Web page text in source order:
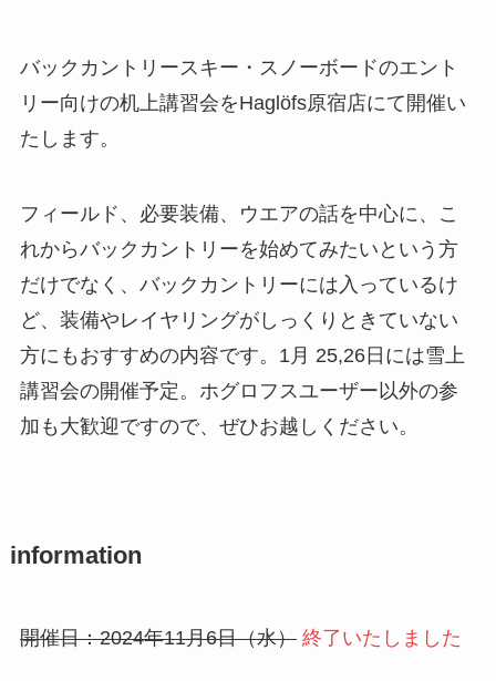
バックカントリースキー・スノーボードのエント
リー向けの机上講習会をHaglöfs原宿店にて開催い
たします。
フィールド、必要装備、ウエアの話を中心に、こ
れからバックカントリーを始めてみたいという方
だけでなく、バックカントリーには入っているけ
ど、装備やレイヤリングがしっくりときていない
方にもおすすめの内容です。1月 25,26日には雪上
講習会の開催予定。ホグロフスユーザー以外の参
加も大歓迎ですので、ぜひお越しください。
information
開催日：2024年11月6日（水） 終了いたしました